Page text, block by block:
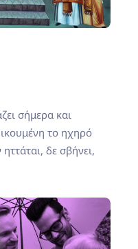
σήμερα και
το ηχηρό
δε σβήνει,